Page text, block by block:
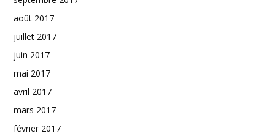
août 2017
juillet 2017
juin 2017
mai 2017
avril 2017
mars 2017
février 2017